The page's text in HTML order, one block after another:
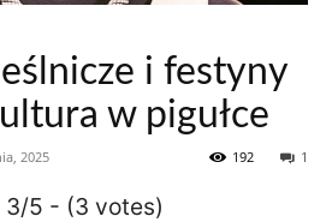
i festyny
w pigułce
2025 1
192
3/5 - (3 votes)